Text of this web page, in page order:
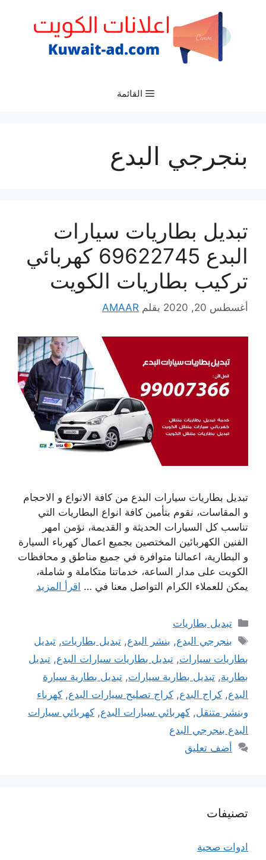
القائمة
بنجرجي البدع
تبديل بطاريات سيارات
البدع 69622745 كهربائي
تركيب بطاريات الكويت
أغسطس 20, 2020 بقلم AMAAR
تبديل بطاريات سيارات البدع من كافة الانواع و الاحجام
و المقاسات، نقوم بتأمين كافة انواع البطاريات التي
تناسب كل السيارات الحديثة و القديمة، نؤمن امهر
الفنين الكهربائين المختصين بجميع اعمال كهرباء السيارة
و البطارية، اعمالنا متوافرة في جميع مناطق و محافظات
الكويت على مدار الساعة، خدماتنا متكاملة و شاملة،
يمكن للعملاء الكرام التواصل معنا في … اقرأ المزيد
التصنيفات
تبديل بطاريات
الوسوم
بنجرجي البدع, بنشر البدع,تبديل بطاريات,تبديل
بطاريات سيارات, تبديل بطاريات سيارات البدع, تبديل
بطارية, تبديل بطارية سيارات, تبديل بطارية سيارة
البدع, كراج البدع, كراج تصليح سيارات البدع, كهرباء
وبنشر متنقل, كهربائي سيارات البدع, كهربائي سيارات
البدع بنجرجي البدع
أضف تعليق
تصنيفات
ادوات صحية